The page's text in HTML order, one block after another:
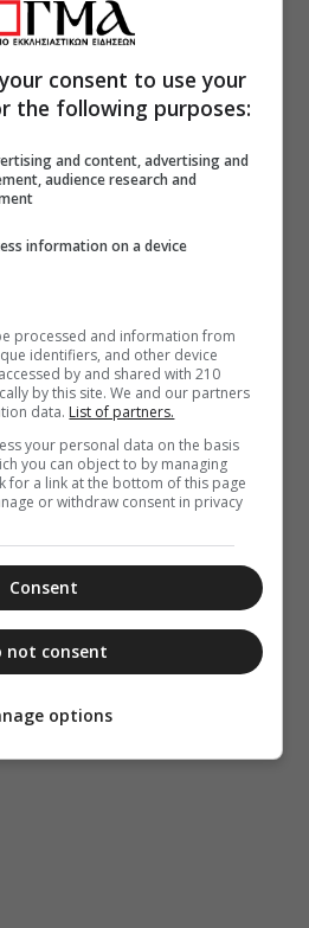
consent to use your
the following purposes:
and content, advertising and
audience research and
information on a device
processed and information from
identifiers, and other device
by and shared with 210
by this site. We and our partners
data. List of partners.
your personal data on the basis
you can object to by managing
for a link at the bottom of this page
or withdraw consent in privacy
Consent
not consent
options